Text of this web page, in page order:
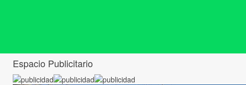
Espacio Publicitario